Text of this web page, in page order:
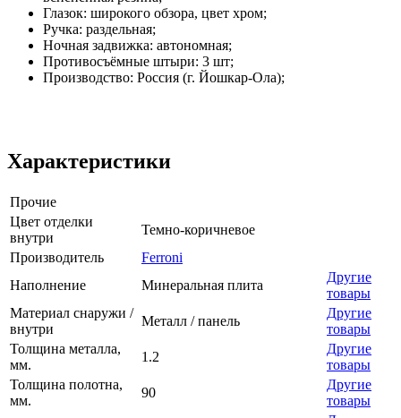
Глазок: широкого обзора, цвет хром;
Ручка: раздельная;
Ночная задвижка: автономная;
Противосъёмные штыри: 3 шт;
Производство: Россия (г. Йошкар-Ола);
Характеристики
Прочие
Цвет отделки
внутри
Темно-коричневое
Производитель
Ferroni
Наполнение
Минеральная плита
Другие
товары
Материал снаружи /
внутри
Металл / панель
Другие
товары
Толщина металла,
мм.
1.2
Другие
товары
Толщина полотна,
мм.
90
Другие
товары